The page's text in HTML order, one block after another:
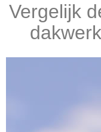
Vergelijk